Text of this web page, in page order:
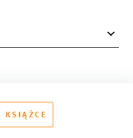
KSIĄŻCE